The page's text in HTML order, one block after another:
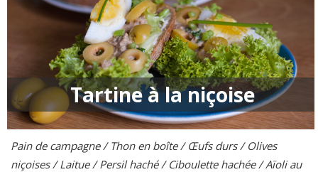
Tartine à la niçoise
Pain de campagne / Thon en boîte / Œufs durs / Olives
niçoises / Laitue / Persil haché / Ciboulette hachée / Aïoli au